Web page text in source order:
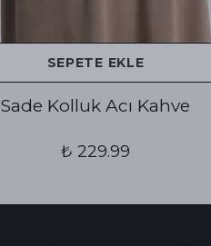
SEPETE EKLE
Sade Kolluk Acı Kahve
₺ 229.99